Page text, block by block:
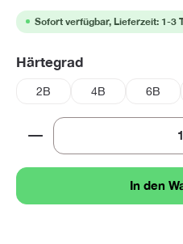
Sofort verfügbar, Lieferzeit: 1-3
Härtegradauswählen
2B 4B 6B
Produkt Anzahl: Gib
In den